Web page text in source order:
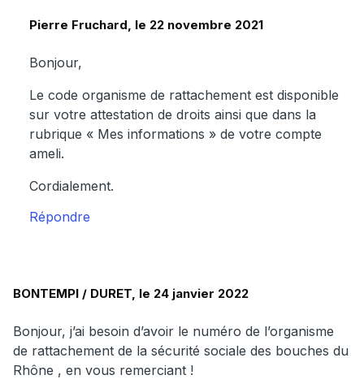
Pierre Fruchard, le 22 novembre 2021
Bonjour,
Le code organisme de rattachement est disponible
sur votre attestation de droits ainsi que dans la
rubrique « Mes informations » de votre compte
ameli.
Cordialement.
Répondre
BONTEMPI / DURET, le 24 janvier 2022
Bonjour, j’ai besoin d’avoir le numéro de l’organisme
de rattachement de la sécurité sociale des bouches du
Rhône , en vous remerciant !